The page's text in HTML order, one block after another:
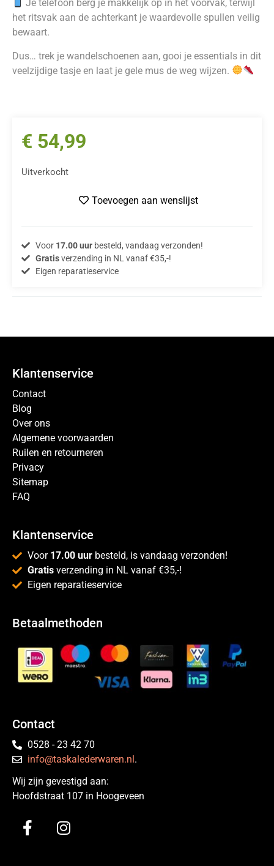
Je telefoon berg je makkelijk op in het voorvak, terwijl
het ritsvak aan de achterkant je waardevolle spullen veilig
bewaart.
Dus… trek je wandelschoenen aan, gooi je essentials in dit
veelzijdige tasje en laat je gele mus de weg wijzen.
€ 54,99
Uitverkocht
Toevoegen aan wenslijst
Voor 17.00 uurbesteld, vandaag verzonden!
Gratisverzending in NL vanaf €35,-!
Eigen reparatieservice
Klantenservice
Contact
Blog
Over ons
Algemene voorwaarden
Ruilen en retourneren
Privacy
Sitemap
FAQ
Klantenservice
Voor 17.00 uur besteld, is vandaag verzonden!
Gratis verzending in NL vanaf €35,-!
Eigen reparatieservice
Betaalmethoden
Contact
0528 - 23 42 70
info@taskalederwaren.nl.
Wij zijn gevestigd aan:
Hoofdstraat 107 in Hoogeveen